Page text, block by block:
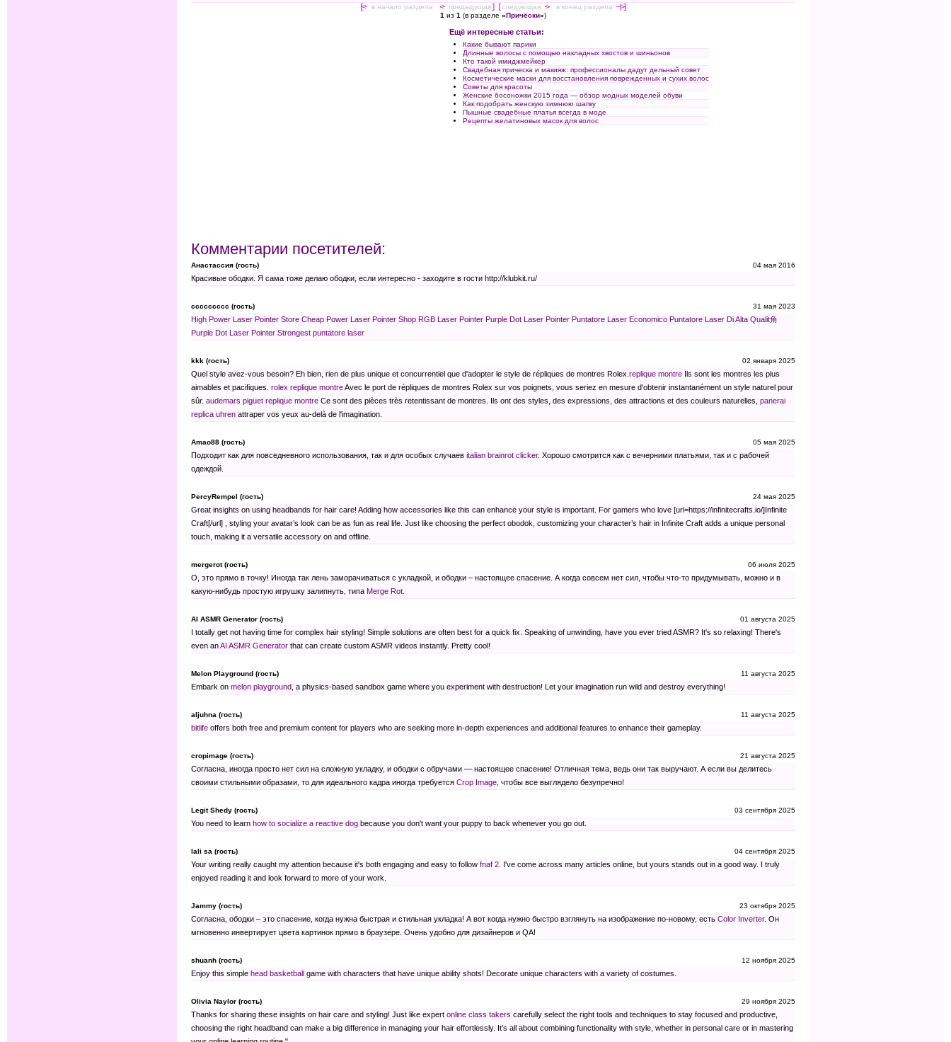
[<- в начало раздела <- предыдущая] [ следующая -> в конец раздела —|>]
1 из 1 (в разделе «Причёски»)
Ещё интересные статьи:
Какие бывают парики
Длинные волосы с помощью накладных хвостов и шиньонов
Кто такой имиджмейкер
Свадебная прическа и макияж: профессионалы дадут дельный совет
Косметические маски для восстановления поврежденных и сухих волос
Советы для красоты
Женские босоножки 2015 года — обзор модных моделей обуви
Как подобрать женскую зимнюю шапку
Пышные свадебные платья всегда в моде
Рецепты желатиновых масок для волос
Комментарии посетителей:
Анастассия (гость) 04 мая 2016
Красивые ободки. Я сама тоже делаю ободки, если интересно - заходите в гости http://klubkit.ru/
ccccccccc (гость) 31 мая 2023
High Power Laser Pointer Store Cheap Power Laser Pointer Shop RGB Laser Pointer Purple Dot Laser Pointer Puntatore Laser Economico Puntatore Laser Di Alta Qualit角
Purple Dot Laser Pointer Strongest puntatore laser
kkk (гость) 02 января 2025
Quel style avez-vous besoin? Eh bien, rien de plus unique et concurrentiel que d'adopter le style de répliques de montres Rolex. replique montre Ils sont les montres les plus
aimables et pacifiques. rolex replique montreAvec le port de répliques de montres Rolex sur vos poignets, vous seriez en mesure d'obtenir instantanément un style naturel pour
sûr. audemars piguet replique montre Ce sont des pièces très retentissant de montres. Ils ont des styles, des expressions, des attractions et des couleurs naturelles, panerai
replica uhren attraper vos yeux au-delà de l'imagination.
Amao88 (гость) 05 мая 2025
Подходит как для повседневного использования, так и для особых случаев italian brainrot clicker. Хорошо смотрится как с вечерними платьями, так и с рабочей
одеждой.
PercyRempel (гость) 24 мая 2025
Great insights on using headbands for hair care! Adding how accessories like this can enhance your style is important. For gamers who love [url=https://infinitecrafts.io/]Infinite
Craft[/url] , styling your avatar’s look can be as fun as real life. Just like choosing the perfect obodok, customizing your character’s hair in Infinite Craft adds a unique personal
touch, making it a versatile accessory on and offline.
mergerot (гость) 06 июля 2025
О, это прямо в точку! Иногда так лень заморачиваться с укладкой, и ободки – настоящее спасение. А когда совсем нет сил, чтобы что-то придумывать, можно и в
какую-нибудь простую игрушку залипнуть, типа Merge Rot
AI ASMR Generator (гость) 01 августа 2025
I totally get not having time for complex hair styling! Simple solutions are often best for a quick fix. Speaking of unwinding, have you ever tried ASMR? It's so relaxing! There's
even anAI ASMR Generator that can create custom ASMR videos instantly. Pretty cool!
Melon Playground (гость) 11 августа 2025
Embark on melon playground , a physics-based sandbox game where you experiment with destruction! Let your imagination run wild and destroy everything!
aljuhna (гость) 11 августа 2025
bitlife offers both free and premium content for players who are seeking more in-depth experiences and additional features to enhance their gameplay.
cropimage (гость) 21 августа 2025
Согласна, иногда просто нет сил на сложную укладку, и ободки с обручами — настоящее спасение! Отличная тема, ведь они так выручают. А если вы делитесь
своими стильными образами, то для идеального кадра иногда требуется Crop Image , чтобы все выглядело безупречно!
Legit Shedy (гость) 03 сентября 2025
You need to learn how to socialize a reactive dog because you don't want your puppy to back whenever you go out.
lali sa (гость) 04 сентября 2025
Your writing really caught my attention because it's both engaging and easy to follow fnaf 2 . I've come across many articles online, but yours stands out in a good way. I truly
enjoyed reading it and look forward to more of your work.
Jammy (гость) 23 октября 2025
Согласна, ободки – это спасение, когда нужна быстрая и стильная укладка! А вот когда нужно быстро взглянуть на изображение по-новому, есть Color Inverter. Он
мгновенно инвертирует цвета картинок прямо в браузере. Очень удобно для дизайнеров и QA!
shuanh (гость) 12 ноября 2025
Enjoy this simple head basketball game with characters that have unique ability shots! Decorate unique characters with a variety of costumes.
Olivia Naylor (гость) 29 ноября 2025
Thanks for sharing these insights on hair care and styling! Just like expert online class takers carefully select the right tools and techniques to stay focused and productive,
choosing the right headband can make a big difference in managing your hair effortlessly. It’s all about combining functionality with style, whether in personal care or in mastering